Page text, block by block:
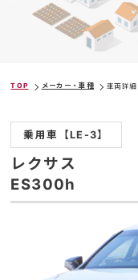
TOP メーカー・車種 車両詳細
乗用車【LE-3】
レクサス
ES300h